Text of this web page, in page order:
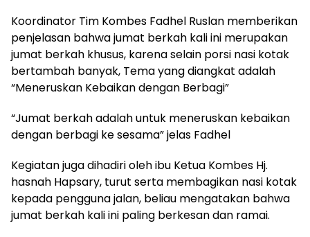
Koordinator Tim Kombes Fadhel Ruslan memberikan
penjelasan bahwa jumat berkah kali ini merupakan
jumat berkah khusus, karena selain porsi nasi kotak
bertambah banyak, Tema yang diangkat adalah
“Meneruskan Kebaikan dengan Berbagi”
“Jumat berkah adalah untuk meneruskan kebaikan
dengan berbagi ke sesama” jelas Fadhel
Kegiatan juga dihadiri oleh ibu Ketua Kombes Hj.
hasnah Hapsary, turut serta membagikan nasi kotak
kepada pengguna jalan, beliau mengatakan bahwa
jumat berkah kali ini paling berkesan dan ramai.